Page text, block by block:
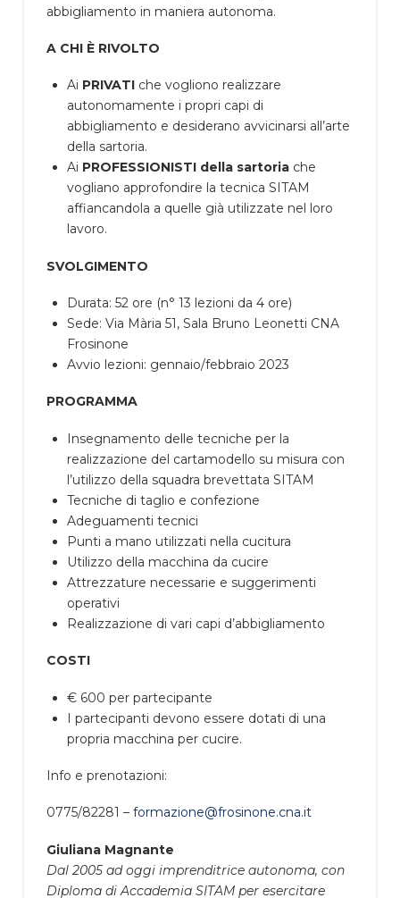
abbigliamento in maniera autonoma.
A CHI È RIVOLTO
Ai PRIVATI che vogliono realizzare
autonomamente i propri capi di
abbigliamento e desiderano avvicinarsi all’arte
della sartoria.
Ai PROFESSIONISTI della sartoria che
vogliano approfondire la tecnica SITAM
affiancandola a quelle già utilizzate nel loro
lavoro.
SVOLGIMENTO
Durata: 52 ore (n° 13 lezioni da 4 ore)
Sede: Via Mària 51, Sala Bruno Leonetti CNA
Frosinone
Avvio lezioni: gennaio/febbraio 2023
PROGRAMMA
Insegnamento delle tecniche per la
realizzazione del cartamodello su misura con
l’utilizzo della squadra brevettata SITAM
Tecniche di taglio e confezione
Adeguamenti tecnici
Punti a mano utilizzati nella cucitura
Utilizzo della macchina da cucire
Attrezzature necessarie e suggerimenti
operativi
Realizzazione di vari capi d’abbigliamento
COSTI
€ 600 per partecipante
I partecipanti devono essere dotati di una
propria macchina per cucire.
Info e prenotazioni:
0775/82281 – formazione@frosinone.cna.it
Giuliana Magnante
Dal 2005 ad oggi imprenditrice autonoma, con
Diploma di Accademia SITAM per esercitare